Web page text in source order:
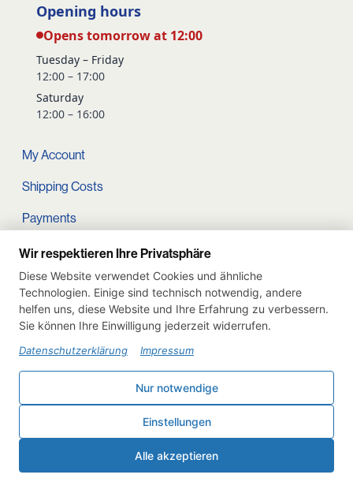
Opening hours
Opens tomorrow at 12:00
Tuesday – Friday
12:00 – 17:00
Saturday
12:00 – 16:00
My Account
Shipping Costs
Payments
Terms and conditions
Cart
Privacy Policy
Imprint
Instagram
Withdraw from contract
Wir respektieren Ihre Privatsphäre
Diese Website verwendet Cookies und ähnliche
Technologien. Einige sind technisch notwendig, andere
helfen uns, diese Website und Ihre Erfahrung zu verbessern.
Sie können Ihre Einwilligung jederzeit widerrufen.
Datenschutzerklärung Impressum
Nur notwendige
Einstellungen
Alle akzeptieren